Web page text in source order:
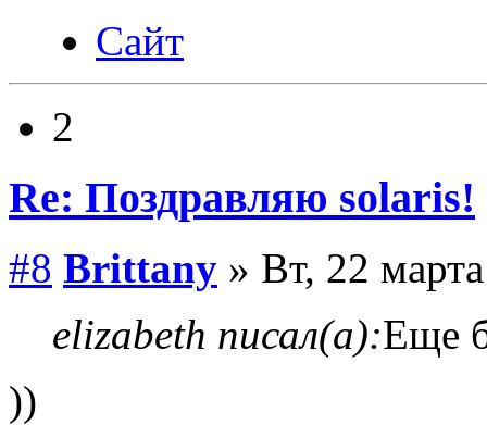
Сайт
2
Re: Поздравляю solaris!
#8 Brittany » Вт, 22
elizabeth писал(а):Еще
))